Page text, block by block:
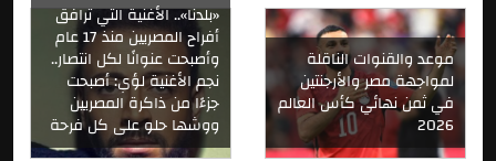
«بلدنا».. الأغنية التي ترافق
أفراح المصريين منذ 17 عام
وأصبحت عنوانًا لكل انتصار..
نجم الأغنية لؤي: أصبحت
جزءًا من ذاكرة المصريين
ووشها حلو على كل فرحة
موعد والقنوات الناقلة
لمواجهة مصر والأرجنتين
في ثمن نهائي كأس العالم
2026